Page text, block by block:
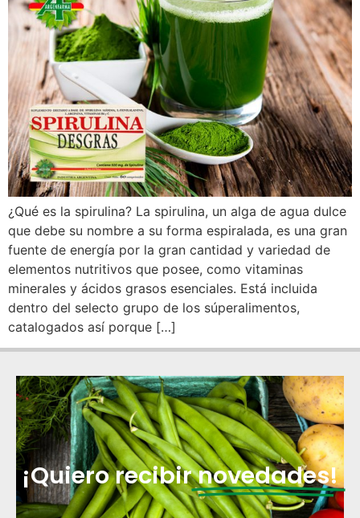
¿Qué es la spirulina? La spirulina, un alga de agua dulce
que debe su nombre a su forma espiralada, es una gran
fuente de energía por la gran cantidad y variedad de
elementos nutritivos que posee, como vitaminas
minerales y ácidos grasos esenciales. Está incluida
dentro del selecto grupo de los súperalimentos,
catalogados así porque […]
¡Quiero recibirnovedades!